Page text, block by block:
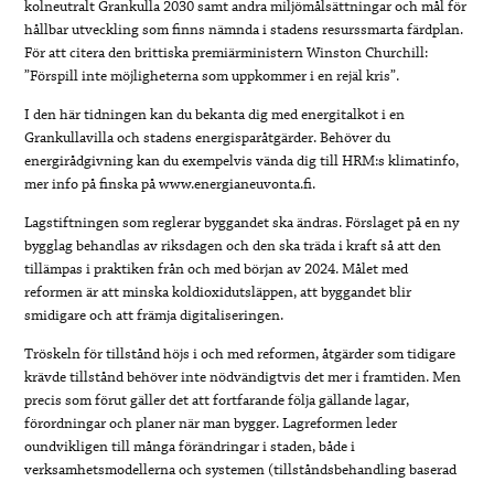
kolneutralt Grankulla 2030 samt andra miljömålsättningar och mål för
hållbar utveckling som finns nämnda i stadens resurssmarta färdplan.
För att citera den brittiska premiärministern Winston Churchill:
”Förspill inte möjligheterna som uppkommer i en rejäl kris”.
I den här tidningen kan du bekanta dig med energitalkot i en
Grankullavilla och stadens energisparåtgärder. Behöver du
energirådgivning kan du exempelvis vända dig till HRM:s klimatinfo,
mer info på finska på www.energianeuvonta.fi.
Lagstiftningen som reglerar byggandet ska ändras. Förslaget på en ny
bygglag behandlas av riksdagen och den ska träda i kraft så att den
tillämpas i praktiken från och med början av 2024. Målet med
reformen är att minska koldioxidutsläppen, att byggandet blir
smidigare och att främja digitaliseringen.
Tröskeln för tillstånd höjs i och med reformen, åtgärder som tidigare
krävde tillstånd behöver inte nödvändigtvis det mer i framtiden. Men
precis som förut gäller det att fortfarande följa gällande lagar,
förordningar och planer när man bygger. Lagreformen leder
oundvikligen till många förändringar i staden, både i
verksamhetsmodellerna och systemen (tillståndsbehandling baserad